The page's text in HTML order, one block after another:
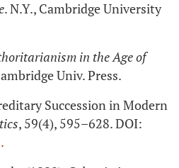
. N.Y., Cambridge University
in the Age of
Univ. Press.
Succession in Modern
, 59(4), 595–628. DOI: